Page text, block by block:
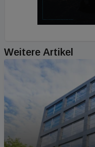
Weitere Artikel